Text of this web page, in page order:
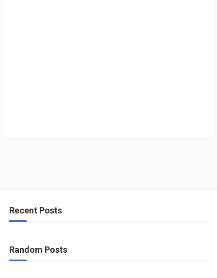
Recent Posts
Random Posts